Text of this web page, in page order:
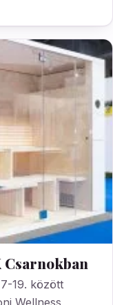
Csarnokban
19. között
Wellness